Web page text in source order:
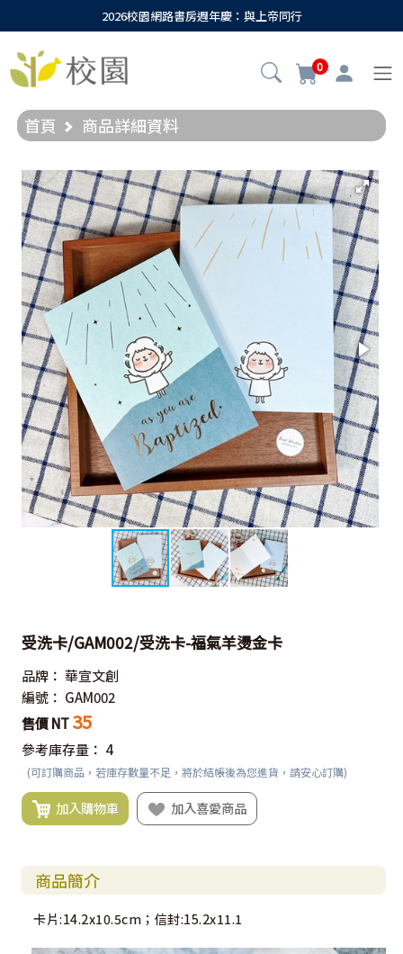
2026校園網路書房週年慶：與上帝同行
0
首頁 商品詳細資料
受洗卡/GAM002/受洗卡-福氣羊燙金卡
品牌： 華宣文創
編號： GAM002
售價 NT 35
參考庫存量： 4
(可訂購商品，若庫存數量不足，將於結帳後為您進貨，請安心訂購)
加入購物車 加入喜愛商品
商品簡介
卡片:14.2x10.5cm；信封:15.2x11.1